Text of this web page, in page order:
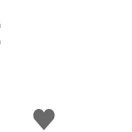
Gefällt
mir